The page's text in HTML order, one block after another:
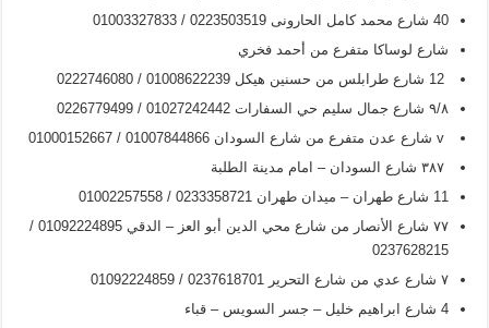
40 شارع محمد كامل الحارونی 0223503519 / 01003327833
شارع لوساكا متفرع من أحمد فخري
۹/۸ شارع جمال سليم حي السفارات 01027242442 / 0226779499
11 شارع طهران – ميدان طهران 0233358721 / 01002257558
۷۷ شارع الأنصار من شارع محي الدين أبو العز – الدقي 01092224895 /
0237628215
۷ شارع عدي من شارع التحرير 0237618701 / 01092224859
4 شارع ابراهيم خليل – جسر السويس – قباء